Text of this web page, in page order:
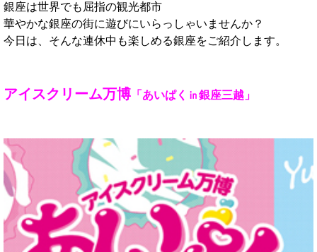
銀座は世界でも屈指の観光都市
華やかな銀座の街に遊びにいらっしゃいませんか？
今日は、そんな連休中も楽しめる銀座をご紹介します。
アイスクリーム万博 「あいぱく㏌銀座三越」